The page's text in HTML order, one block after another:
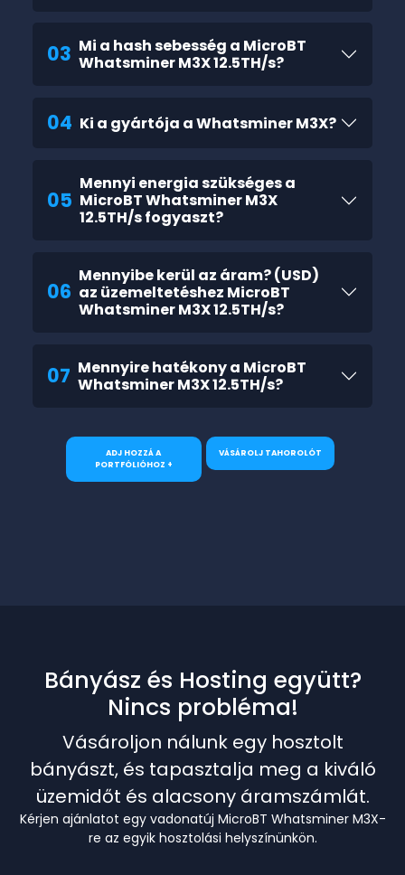
03 Mi a hash sebesség a MicroBT
Whatsminer M3X 12.5TH/s?
04 Ki a gyártója a Whatsminer M3X?
05
Mennyi energia szükséges a
MicroBT Whatsminer M3X
12.5TH/s fogyaszt?
06
Mennyibe kerül az áram? (USD)
az üzemeltetéshez MicroBT
Whatsminer M3X 12.5TH/s?
07 Mennyire hatékony a MicroBT
Whatsminer M3X 12.5TH/s?
ADJ HOZZÁ A
PORTFÓLIÓHOZ +
VÁSÁROLJ TAHOROLÓT
Bányász és Hosting együtt?
Nincs probléma!
Vásároljon nálunk egy hosztolt
bányászt, és tapasztalja meg a kiváló
üzemidőt és alacsony áramszámlát.
Kérjen ajánlatot egy vadonatúj MicroBT Whatsminer M3X-
re az egyik hosztolási helyszínünkön.